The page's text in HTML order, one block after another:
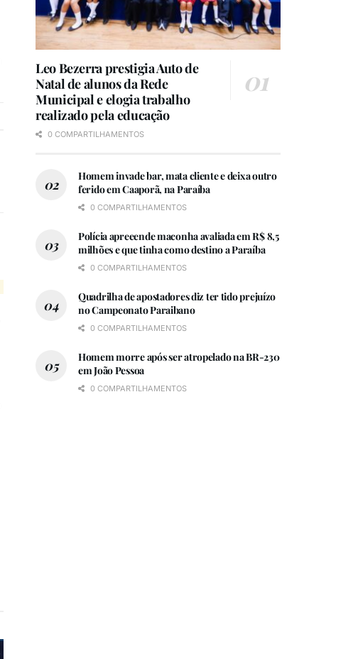
Leo Bezerra prestigia Auto de
Natal de alunos da Rede
Municipal e elogia trabalho
realizado pela educação
0 COMPARTILHAMENTOS
Homem invade bar, mata cliente e deixa outro
ferido em Caaporã, na Paraíba
0 COMPARTILHAMENTOS
Polícia apreeende maconha avaliada em R$ 8,5
milhões e que tinha como destino a Paraíba
0 COMPARTILHAMENTOS
Quadrilha de apostadores diz ter tido prejuízo
no Campeonato Paraibano
0 COMPARTILHAMENTOS
Homem morre após ser atropelado na BR-230
em João Pessoa
0 COMPARTILHAMENTOS